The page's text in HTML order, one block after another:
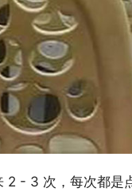
2 - 3 次，每次都是